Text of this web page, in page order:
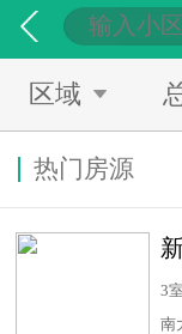
区域
热门房源
3
南